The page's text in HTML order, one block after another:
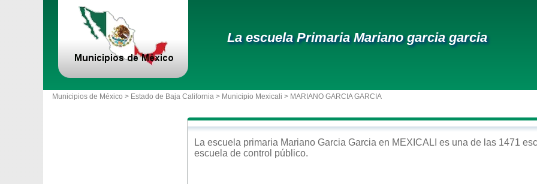
La escuela Primaria Mariano garcia garcia
Municipios de México > Estado de Baja California > Municipio Mexicali > MARIANO GARCIA GARCIA
La escuela primaria Mariano Garcia Garcia en MEXICALI es una de las 1471
escuela de control público.